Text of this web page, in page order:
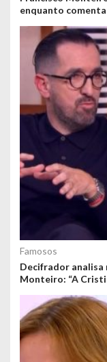
enquanto
Famosos
Decifrador analisa
Monteiro: “A